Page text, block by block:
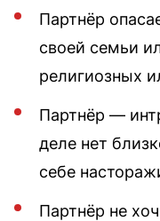
Партнёр
своей семьи
религиозных
Партнёр —
деле нет
себе
Партнёр не